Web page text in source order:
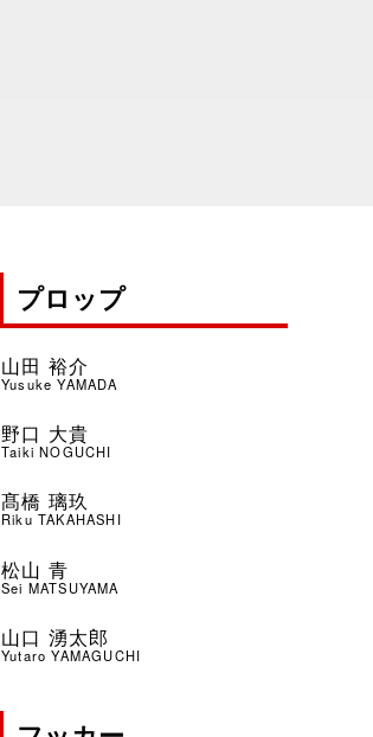
プロップ
山田 裕介
Yusuke YAMADA
野口 大貴
Taiki NOGUCHI
髙橋 璃玖
Riku TAKAHASHI
松山 青
Sei MATSUYAMA
山口 湧太郎
Yutaro YAMAGUCHI